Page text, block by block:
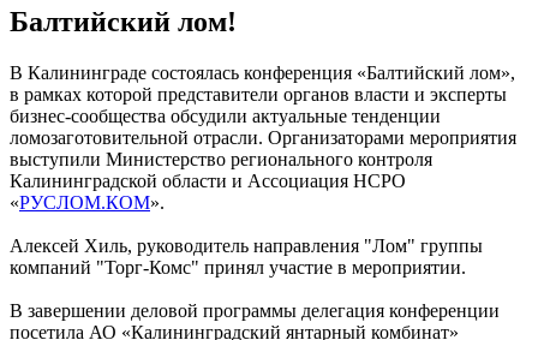
Балтийский лом!
В Калининграде состоялась конференция «Балтийский лом»,
в рамках которой представители органов власти и эксперты
бизнес-сообщества обсудили актуальные тенденции
ломозаготовительной отрасли. Организаторами мероприятия
выступили Министерство регионального контроля
Калининградской области и Ассоциация НСРО
«РУСЛОМ.КОМ».
Алексей Хиль, руководитель направления "Лом" группы
компаний "Торг-Комс" принял участие в мероприятии.
В завершении деловой программы делегация конференции
посетила АО «Калининградский янтарный комбинат»